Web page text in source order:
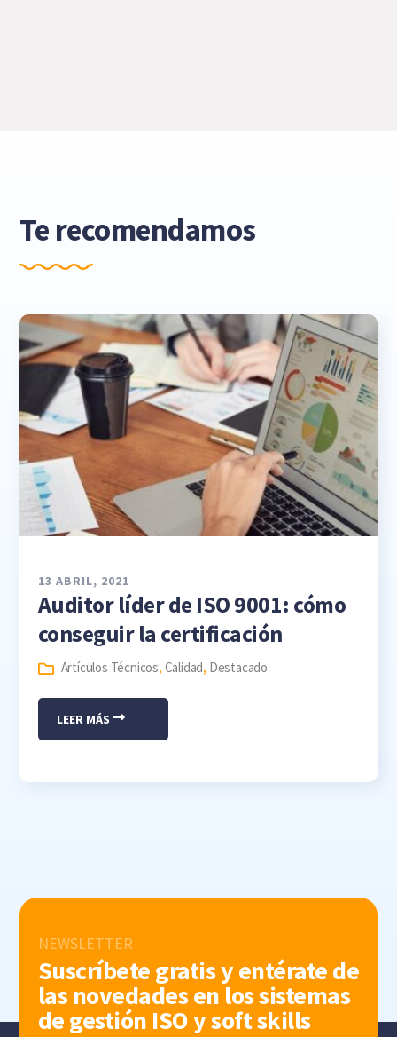
Te recomendamos
13 ABRIL, 2021
Auditor líder de ISO 9001: cómo
conseguir la certificación
Artículos Técnicos, Calidad, Destacado
LEER MÁS
NEWSLETTER
Suscríbete gratis y entérate de
las novedades en los sistemas
de gestión ISO y soft skills